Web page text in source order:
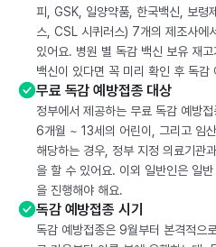
피, GSK, 일양약품, 한국백신, 보령
스, CSL 시퀴러스) 7개의 제조사에
있어요. 병원 별 독감 백신 보유 재
백신이 있다면 꼭 미리 확인 후 독감
무료 독감 예방접종 대상
정부에서 제공하는 무료 독감 예방
6개월 ~ 13세의 어린이, 그리고 임
해당하는 경우, 정부 지정 의료기관
을 할 수 있어요. 이외 일반인은 일
을 진행해야 해요.
독감 예방접종 시기
독감 예방접종은 9월부터 본격적으